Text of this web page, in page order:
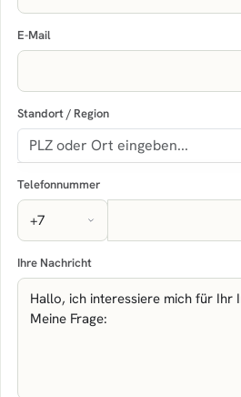
E-Mail
Standort / Region
Telefonnummer
Ihre Nachricht